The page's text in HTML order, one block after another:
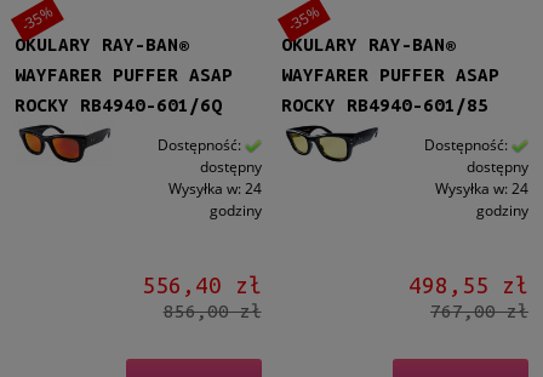
OKULARY RAY-BAN®
WAYFARER PUFFER ASAP
ROCKY RB4940-601/6Q
Dostępność:
dostępny
Wysyłka w: 24
godziny
556,40 zł
856,00 zł
-35%
OKULARY RAY-BAN®
WAYFARER PUFFER ASAP
ROCKY RB4940-601/85
Dostępność:
dostępny
Wysyłka w: 24
godziny
498,55 zł
767,00 zł
-35%